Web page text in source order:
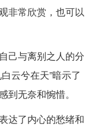
非常欣赏，也可以
己与离别之人的分
云兮在天”暗示了
无奈和惋惜。
达了内心的愁绪和